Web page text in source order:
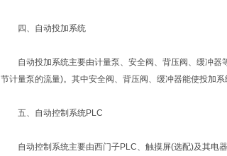
四、自动投加系统
自动投加系统主要由计量泵、安全阀、背压阀、缓冲器
节计量泵的流量)。其中安全阀、背压阀、缓冲器能使投加系
五、自动控制系统PLC
自动控制系统主要由西门子PLC、触摸屏(选配)及其电器